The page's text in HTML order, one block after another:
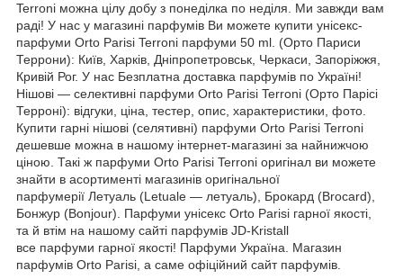
Terroni можна цілу добу з понеділка по неділя. Ми завжди вам
раді! У нас у магазині парфумів Ви можете купити унісекс-
парфуми Orto Parisi Terroni парфуми 50 ml. (Орто Париси
Террони): Київ, Харків, Дніпропетровськ, Черкаси, Запоріжжя,
Кривій Рог. У нас Безплатна доставка парфумів по Україні!
Нішові — селективні парфуми Orto Parisi Terroni (Орто Парісі
Терроні): відгуки, ціна, тестер, опис, характеристики, фото.
Купити гарні нішові (селятивні) парфуми Orto Parisi Terroni
дешевше можна в нашому інтернет-магазині за найнижчою
ціною. Такі ж парфуми Orto Parisi Terroni оригінал ви можете
знайти в асортименті магазинів оригінальної
парфумерії Летуаль (Letuale — летуаль), Брокард (Brocard),
Бонжур (Bonjour). Парфуми унісекс Orto Parisi гарної якості,
та й втім на нашому сайті парфумів JD-Kristall
все парфуми гарної якості! Парфуми Україна. Магазин
парфумів Orto Parisi, а саме офіційний сайт парфумів.